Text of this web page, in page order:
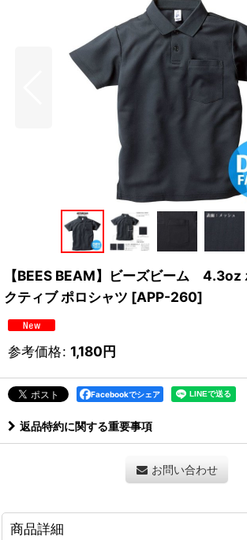
【BEES BEAM】ビーズビーム 4.3oz
クティブ ポロシャツ [APP-260]
参考価格: 1,180円
Facebookでシェア
返品特約に関する重要事項
お問い合わせ
商品詳細